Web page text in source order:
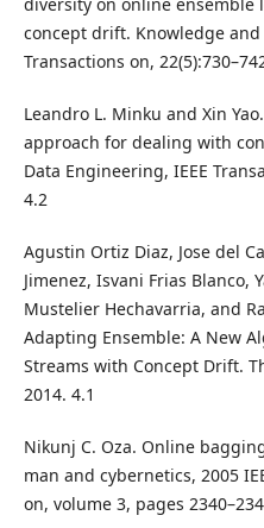
concept drift. Knowledge and
Transactions on,
Leandro L. Minku and Xin
approach for dealing with
Data Engineering, IEEE
4.2
Agustin Ortiz Diaz, Jose del
Jimenez, Isvani Frias Blanco,
Mustelier Hechavarria, and
Adapting Ensemble: A New
Streams with Concept Drift.
2014. 4.1
Nikunj C. Oza. Online
man and cybernetics, 2005
on, volume 3, pages